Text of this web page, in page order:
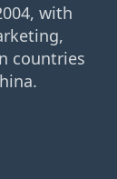
with
countries